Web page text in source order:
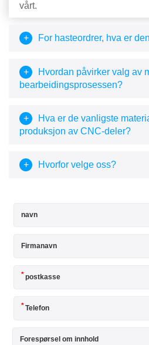
vårt.
+ For hasteordrer, hva er
+
Hvordan påvirker valg av
bearbeidingsprosessen?
+
Hva er de vanligste
produksjon av CNC-deler?
+ Hvorfor velge oss?
navn
Firmanavn
postkasse
Telefon
Forespørsel om innhold